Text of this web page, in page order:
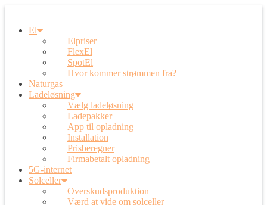
El
Elpriser
FlexEl
SpotEl
Hvor kommer strømmen fra?
Naturgas
Ladeløsning
Vælg ladeløsning
Ladepakker
App til opladning
Installation
Prisberegner
Firmabetalt opladning
5G-internet
Solceller
Overskudsproduktion
Værd at vide om solceller